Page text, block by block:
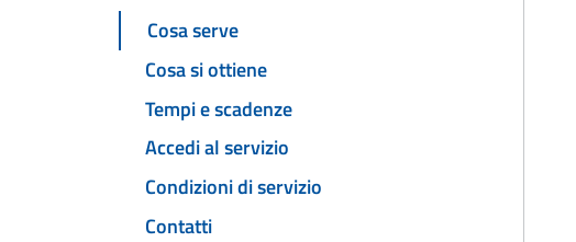
Cosa serve
Cosa si ottiene
Tempi e scadenze
Accedi al servizio
Condizioni di servizio
Contatti